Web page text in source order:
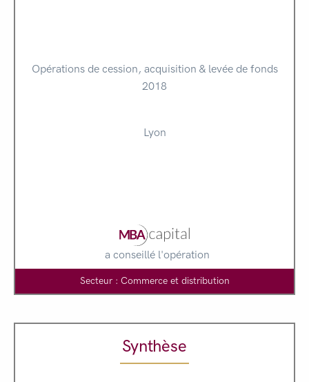
Opérations de cession, acquisition & levée de fonds
2018
Lyon
a conseillé l'opération
Secteur : Commerce et distribution
Synthèse